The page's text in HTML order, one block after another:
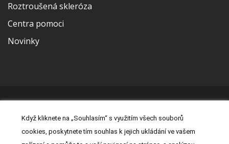
Roztroušená skleróza
Centra pomoci
Novinky
Právní prohlášení|Prohlášení o cookies|Nastavení cookies
Kontakt|Zásady zpracování osobních údajů
Když kliknete na „Souhlasím“ s využitím všech souborů
cookies, poskytnete tím souhlas k jejich ukládání ve vašem